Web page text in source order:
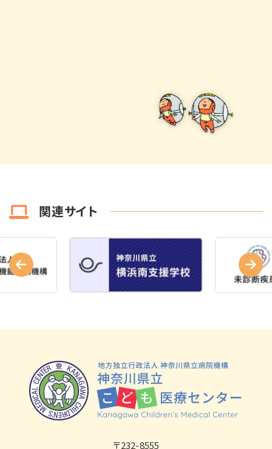
関連サイト
〒232-8555